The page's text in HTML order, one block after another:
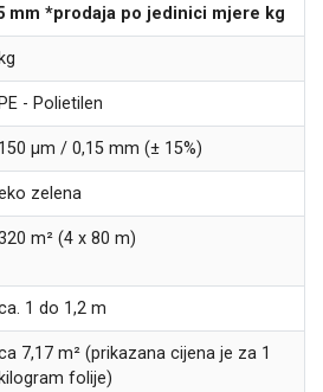
mm *prodaja po jedinici mjere kg
kg
PE - Polietilen
150 µm / 0,15 mm (± 15%)
zelena
m² (4 x 80 m)
1 do 1,2 m
7,17 m² (prikazana cijena je za 1
kilogram folije)